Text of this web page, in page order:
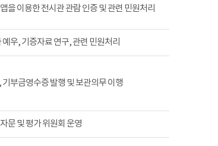
을 이용한 전시관 관람 인증 및 관련 민원처리
우, 기증자료 연구, 관련 민원처리
기부금영수증 발행 및 보관의무 이행
자문 및 평가 위원회 운영